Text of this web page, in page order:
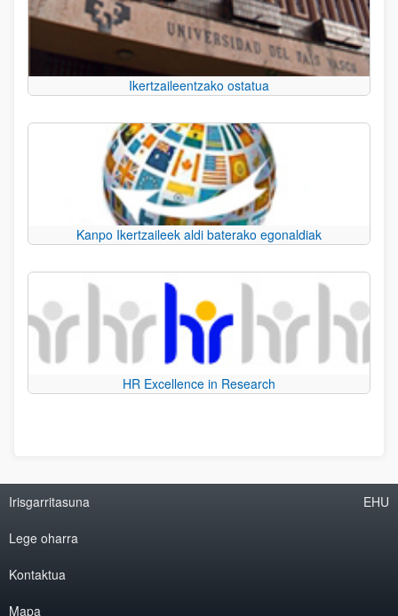
Ikertzaileentzako ostatua
Kanpo Ikertzaileek aldi baterako egonaldiak
HR Excellence in Research
Irisgarritasuna
Lege oharra
Kontaktua
Mapa
EHU